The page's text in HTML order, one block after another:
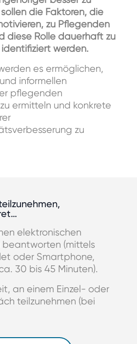
die Faktoren, die
zu Pflegenden
diese Rolle dauerhaft zu
werden.
es ermöglichen,
informellen
pflegenden
ermitteln und konkrete
zu
elektronischen
beantworten (mittels
oder Smartphone,
30 bis 45 Minuten).
an einem Einzel- oder
teilzunehmen (bei